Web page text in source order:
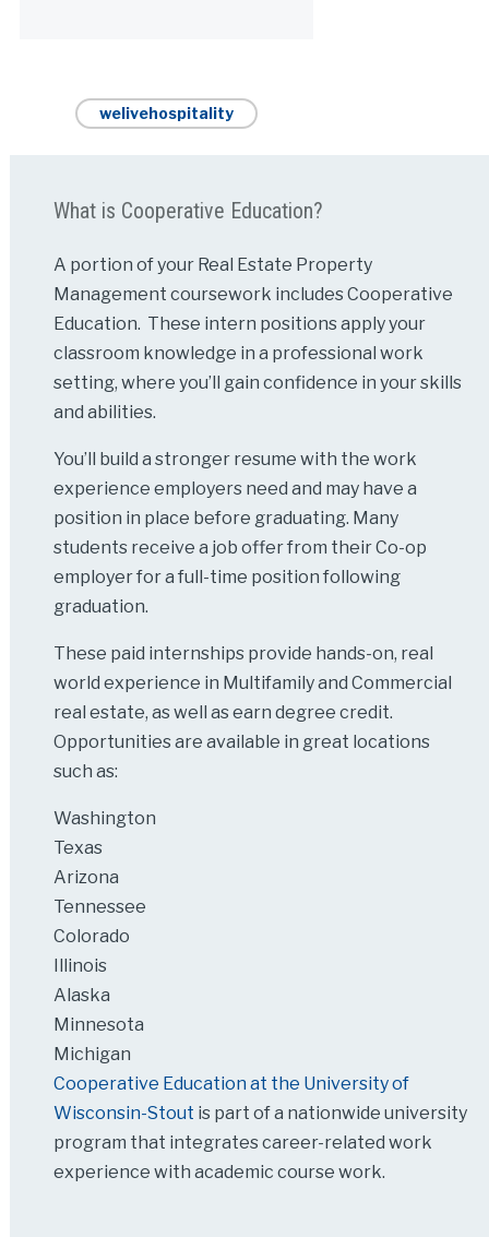
welivehospitality
What is Cooperative Education?
A portion of your Real Estate Property
Management coursework includes Cooperative
Education. These intern positions apply your
classroom knowledge in a professional work
setting, where you’ll gain confidence in your skills
and abilities.
You’ll build a stronger resume with the work
experience employers need and may have a
position in place before graduating. Many
students receive a job offer from their Co-op
employer for a full-time position following
graduation.
These paid internships provide hands-on, real
world experience in Multifamily and Commercial
real estate, as well as earn degree credit.
Opportunities are available in great locations
such as:
Washington
Texas
Arizona
Tennessee
Colorado
Illinois
Alaska
Minnesota
Michigan
Cooperative Education at the University of
Wisconsin-Stout is part of a nationwide university
program that integrates career-related work
experience with academic course work.